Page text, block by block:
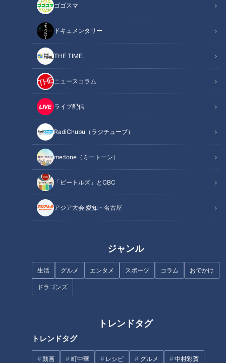
ゴゴスマ
ドキュメンタリー
THE TIME,
ニュースコラム
ライブ配信
RadiChubu（ラジチューブ）
me:tone（ミートーン）
「ビートルズ」とCBC
アジア大会 愛知・名古屋
ジャンル
生活 グルメ エンタメ スポーツ コラム おでかけ
ドラゴンズ
トレンドタグ
トレンドタグ
動画 町中華 レシピ グルメ 中村彩賀
記事に戻る
この記事を見たあなたへのおすすめ
マンガン鉱山と関係！？大滝ダ
ムの渇水で出現した“謎の構造
物”の正体とは
ル”の正体とは？道マニアが気に
なる道を調査！
「箕面温泉スパーガーデン」に
残るケーブルカーの“幻の遺
構”とは？静岡の廃隧道の痕跡
全国に2カ所しかない高速道路